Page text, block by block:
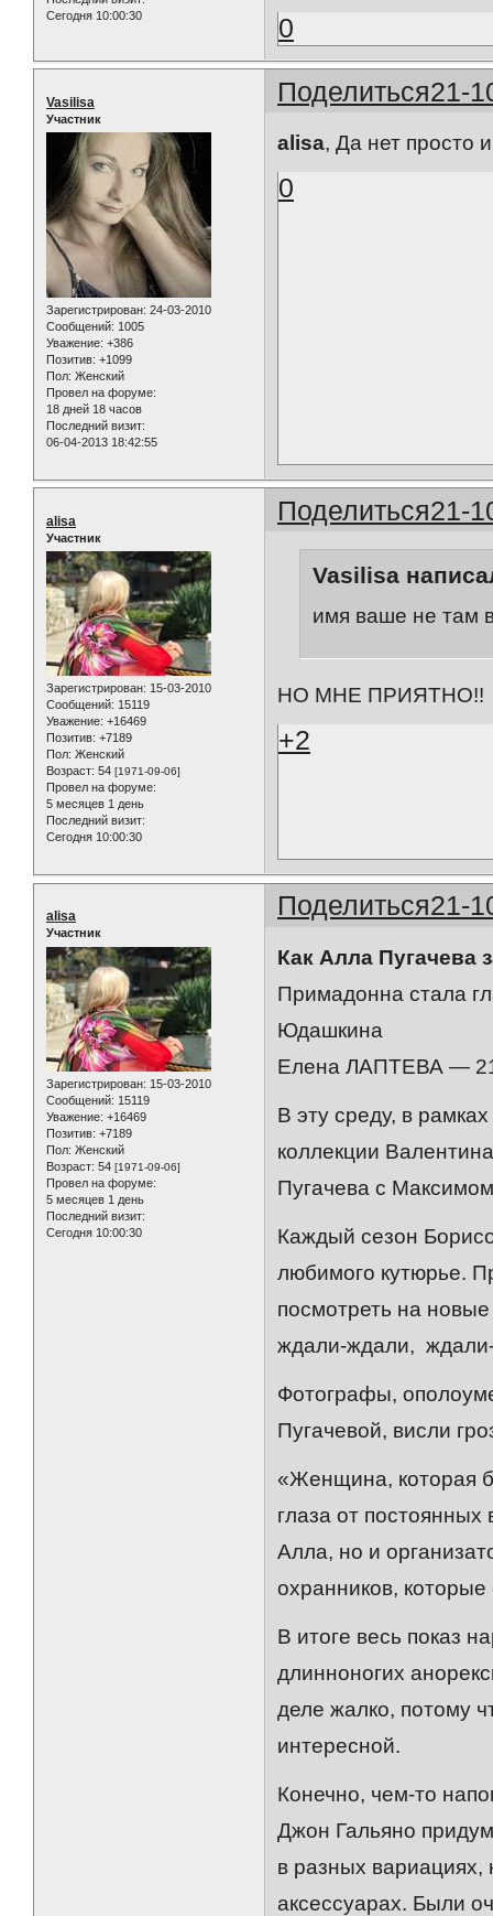
Сегодня 10:00:30
0
Поделиться21-
Vasilisa
Участник
Зарегистрирован: 24-03-2010
Сообщений: 1005
Уважение: +386
Позитив: +1099
Пол: Женский
Провел на форуме:
18 дней 18 часов
Последний визит:
06-04-2013 18:42:55
alisa, Да нет просто
0
Поделиться21-
alisa
Участник
Зарегистрирован: 15-03-2010
Сообщений: 15119
Уважение: +16469
Позитив: +7189
Пол: Женский
Возраст: 54 [1971-09-06]
Провел на форуме:
5 месяцев 1 день
Последний визит:
Сегодня 10:00:30
Vasilisa
имя ваше не там
НО МНЕ ПРИЯТНО!!
+2
Поделиться21-
alisa
Участник
Зарегистрирован: 15-03-2010
Сообщений: 15119
Уважение: +16469
Позитив: +7189
Пол: Женский
Возраст: 54 [1971-09-06]
Провел на форуме:
5 месяцев 1 день
Последний визит:
Сегодня 10:00:30
Как Алла Пугачева
Примадонна стала
Юдашкина
Елена ЛАПТЕВА —
В эту среду, в
коллекции
Пугачева с
Каждый сезон
любимого кутюрье.
посмотреть на
ждали-ждали,
Фотографы,
Пугачевой, висли
«Женщина, которая
глаза от
Алла, но и
охранников,
В итоге весь показ
длинноногих
деле жалко, потому
интересной.
Конечно, чем-то
Джон Гальяно
в разных вариациях,
аксессуарах. Были